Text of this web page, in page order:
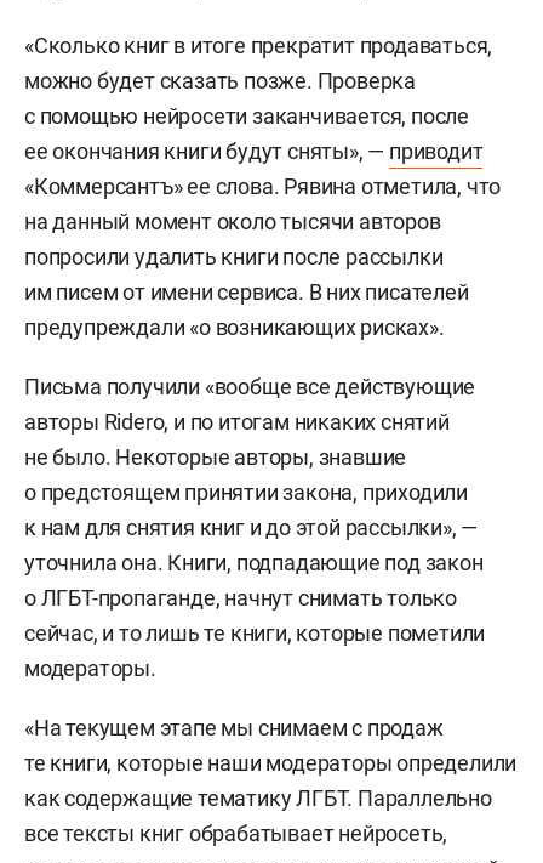
«Сколько книг в итоге прекратит продаваться,
можно будет сказать позже. Проверка
с помощью нейросети заканчивается, после
ее окончания книги будут сняты», — приводит
«Коммерсантъ» ее слова. Рявина отметила, что
на данный момент около тысячи авторов
попросили удалить книги после рассылки
им писем от имени сервиса. В них писателей
предупреждали «о возникающих рисках».
Письма получили «вообще все действующие
авторы Riderо, и по итогам никаких снятий
не было. Некоторые авторы, знавшие
о предстоящем принятии закона, приходили
к нам для снятия книг и до этой рассылки», —
уточнила она. Книги, подпадающие под закон
о ЛГБТ-пропаганде, начнут снимать только
сейчас, и то лишь те книги, которые пометили
модераторы.
«На текущем этапе мы снимаем с продаж
те книги, которые наши модераторы определили
как содержащие тематику ЛГБТ. Параллельно
все тексты книг обрабатывает нейросеть,